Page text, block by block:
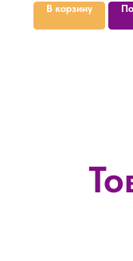
В корзину